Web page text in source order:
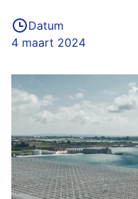
Datum
4 maart 2024